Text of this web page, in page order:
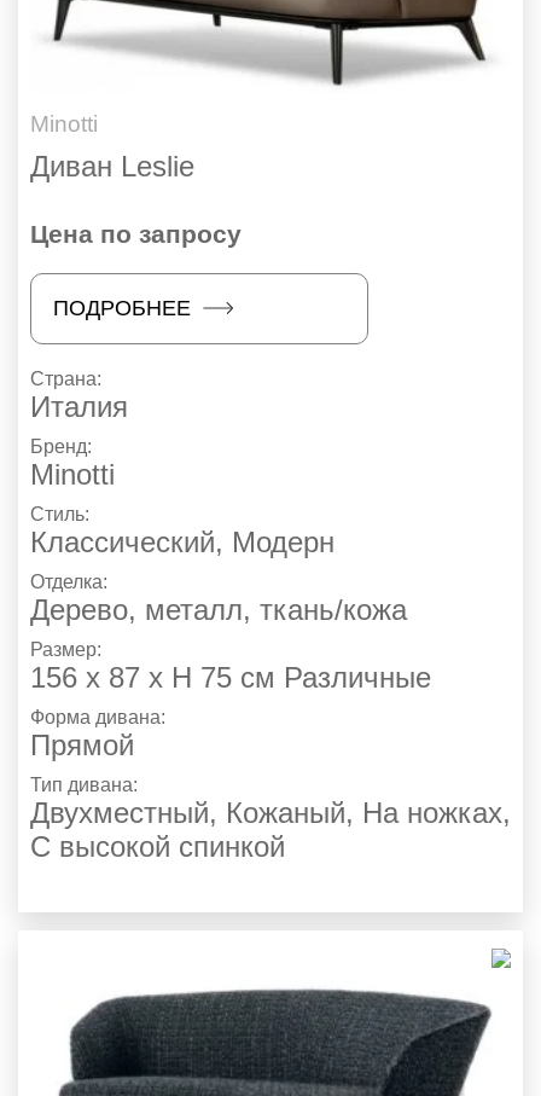
Minotti
Диван Leslie
Цена по запросу
ПОДРОБНЕЕ
Страна:
Италия
Бренд:
Minotti
Стиль:
Классический, Модерн
Отделка:
Дерево, металл, ткань/кожа
Размер:
156 x 87 x H 75 см Различные
Форма дивана:
Прямой
Тип дивана:
Двухместный, Кожаный, На ножках,
С высокой спинкой